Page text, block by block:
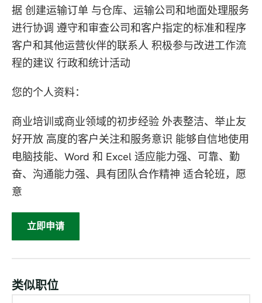
据 创建运输订单 与仓库、运输公司和地面处理服务
进行协调 遵守和审查公司和客户指定的标准和程序
客户和其他运营伙伴的联系人 积极参与改进工作流
程的建议 行政和统计活动
您的个人资料：
商业培训或商业领域的初步经验 外表整洁、举止友
好开放 高度的客户关注和服务意识 能够自信地使用
电脑技能、Word 和 Excel 适应能力强、可靠、勤
奋、沟通能力强、具有团队合作精神 适合轮班，愿
意
立即申请
类似职位